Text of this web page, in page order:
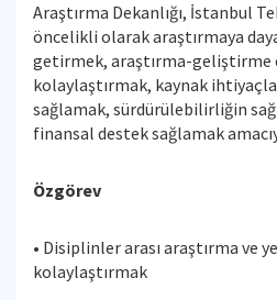
Araştırma Dekanlığı, İstanbul
öncelikli olarak araştırmaya
getirmek, araştırma-geliştirme
kolaylaştırmak, kaynak
sağlamak, sürdürülebilirliğin
finansal destek sağlamak
Özgörev
• Disiplinler arası araştırma ve
kolaylaştırmak